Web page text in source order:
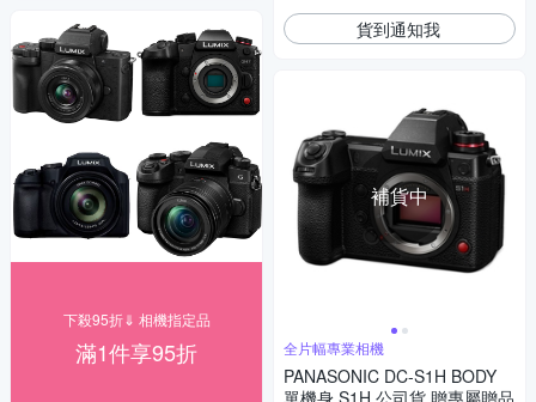
下殺95折⇓ 相機指定品
滿1件享95折
貨到通知我
補貨中
全片幅專業相機
PANASONIC DC-S1H BODY